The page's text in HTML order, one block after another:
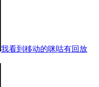
我看到移动的咪咕有回放